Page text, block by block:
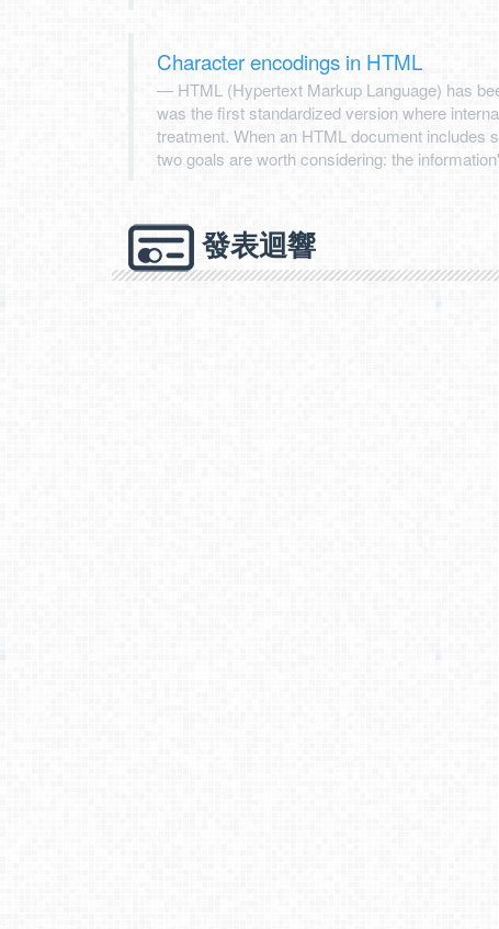
Character encodings in HTML
HTML (Hypertext Markup Language) has
was the first standardized version where
treatment. When an HTML document includes
two goals are worth considering: the
發表迴響